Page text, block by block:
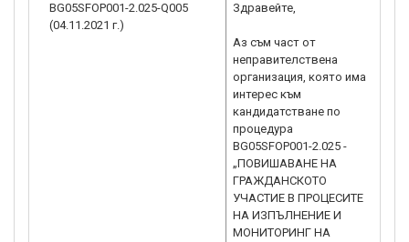
BG05SFOP001-2.025-Q005
(04.11.2021 г.)
Здравейте,
Аз съм част от
неправителствена
организация, която има
интерес към
кандидатстване по
процедура
BG05SFOP001-2.025 -
„ПОВИШАВАНЕ НА
ГРАЖДАНСКОТО
УЧАСТИЕ В ПРОЦЕСИТЕ
НА ИЗПЪЛНЕНИЕ И
МОНИТОРИНГ НА